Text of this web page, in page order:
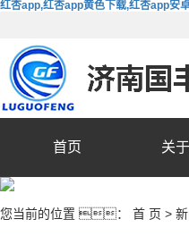
红杏app,红杏app黄色下载,红杏app安
首页 关
您当前的位置 ： 首 页 >